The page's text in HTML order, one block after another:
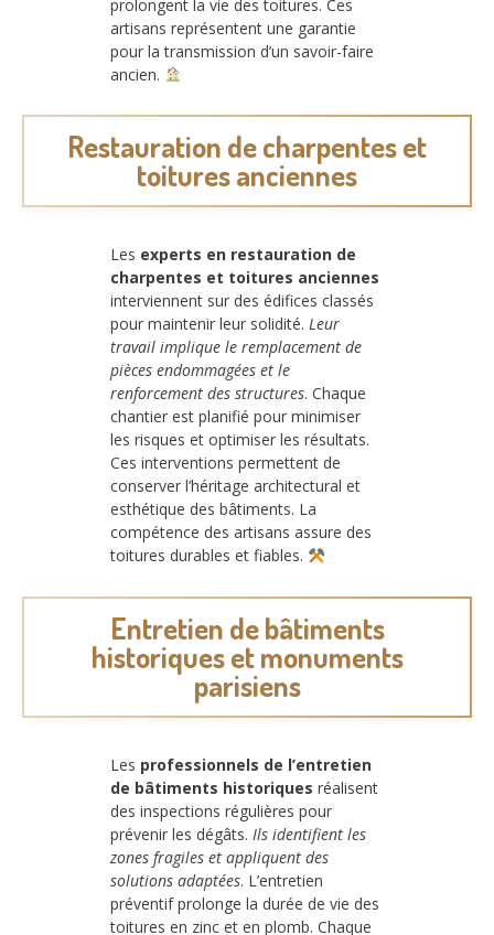
prolongent la vie des toitures. Ces
artisans représentent une garantie
pour la transmission d’un savoir-faire
ancien.
Restauration de charpentes et
toitures anciennes
Les experts en restauration de
charpentes et toitures anciennes
interviennent sur des édifices classés
pour maintenir leur solidité. Leur
travail implique le remplacement de
pièces endommagées et le
renforcement des structures. Chaque
chantier est planifié pour minimiser
les risques et optimiser les résultats.
Ces interventions permettent de
conserver l’héritage architectural et
esthétique des bâtiments. La
compétence des artisans assure des
toitures durables et fiables.
Entretien de bâtiments
historiques et monuments
parisiens
Les professionnels de l’entretien
de bâtiments historiques réalisent
des inspections régulières pour
prévenir les dégâts. Ils identifient les
zones fragiles et appliquent des
solutions adaptées. L’entretien
préventif prolonge la durée de vie des
toitures en zinc et en plomb. Chaque